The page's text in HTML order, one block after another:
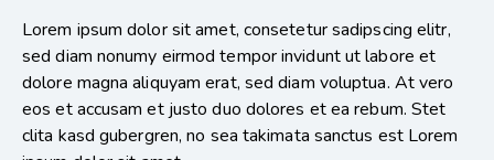
Lorem ipsum dolor sit amet, consetetur sadipscing elitr,
sed diam nonumy eirmod tempor invidunt ut labore et
dolore magna aliquyam erat, sed diam voluptua. At vero
eos et accusam et justo duo dolores et ea rebum. Stet
clita kasd gubergren, no sea takimata sanctus est Lorem